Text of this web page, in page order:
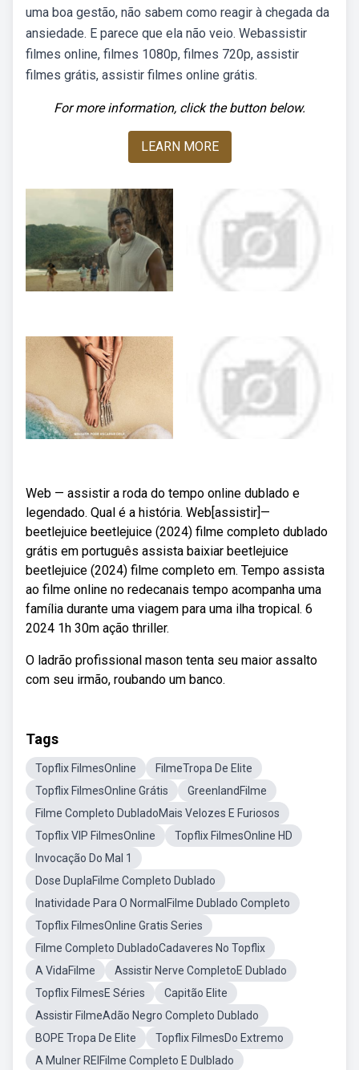
uma boa gestão, não sabem como reagir à chegada da
ansiedade. E parece que ela não veio. Webassistir
filmes online, filmes 1080p, filmes 720p, assistir
filmes grátis, assistir filmes online grátis.
For more information, click the button below.
LEARN MORE
Web — assistir a roda do tempo online dublado e
legendado. Qual é a história. Web[assistir]—
beetlejuice beetlejuice (2024) filme completo dublado
grátis em português assista baixiar beetlejuice
beetlejuice (2024) filme completo em. Tempo assista
ao filme online no redecanais tempo acompanha uma
família durante uma viagem para uma ilha tropical. 6
2024 1h 30m ação thriller.
O ladrão profissional mason tenta seu maior assalto
com seu irmão, roubando um banco.
Tags
Topflix FilmesOnline
FilmeTropa De Elite
Topflix FilmesOnline Grátis
GreenlandFilme
Filme Completo DubladoMais Velozes E Furiosos
Topflix VIP FilmesOnline
Topflix FilmesOnline HD
Invocação Do Mal 1
Dose DuplaFilme Completo Dublado
Inatividade Para O NormalFilme Dublado Completo
Topflix FilmesOnline Gratis Series
Filme Completo DubladoCadaveres No Topflix
A VidaFilme
Assistir Nerve CompletoE Dublado
Topflix FilmesE Séries
Capitão Elite
Assistir FilmeAdão Negro Completo Dublado
BOPE Tropa De Elite
Topflix FilmesDo Extremo
A Mulner REIFilme Completo E Dulblado